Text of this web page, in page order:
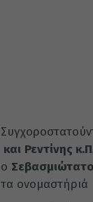
και Ρεντίνης
ο
τα ονομαστήριά